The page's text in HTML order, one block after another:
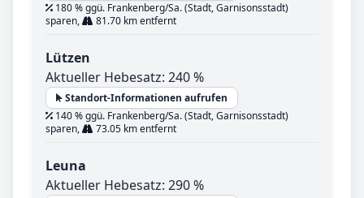
180 % ggü. Frankenberg/Sa. (Stadt, Garnisonsstadt)
sparen,
81.70 km entfernt
Lützen
Aktueller Hebesatz: 240 %
Standort-Informationen aufrufen
140 % ggü. Frankenberg/Sa. (Stadt, Garnisonsstadt)
sparen,
73.05 km entfernt
Leuna
Aktueller Hebesatz: 290 %